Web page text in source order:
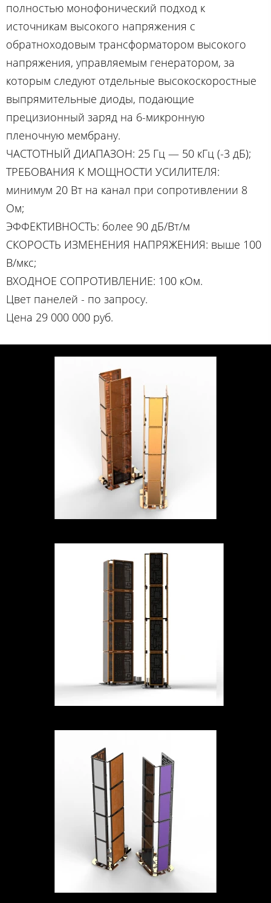
полностью монофонический подход к
источникам высокого напряжения с
обратноходовым трансформатором высокого
напряжения, управляемым генератором, за
которым следуют отдельные высокоскоростные
выпрямительные диоды, подающие
прецизионный заряд на 6-микронную
пленочную мембрану.
ЧАСТОТНЫЙ ДИАПАЗОН: 25 Гц — 50 кГц (-3 дБ);
ТРЕБОВАНИЯ К МОЩНОСТИ УСИЛИТЕЛЯ:
минимум 20 Вт на канал при сопротивлении 8
Ом;
ЭФФЕКТИВНОСТЬ: более 90 дБ/Вт/м
СКОРОСТЬ ИЗМЕНЕНИЯ НАПРЯЖЕНИЯ: выше 100
В/мкс;
ВХОДНОЕ СОПРОТИВЛЕНИЕ: 100 кОм.
Цвет панелей - по запросу.
Цена 29 000 000 руб.